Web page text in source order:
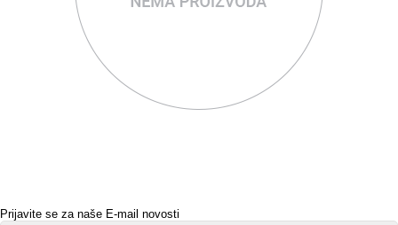
Prijavite se za naše E-mail novosti